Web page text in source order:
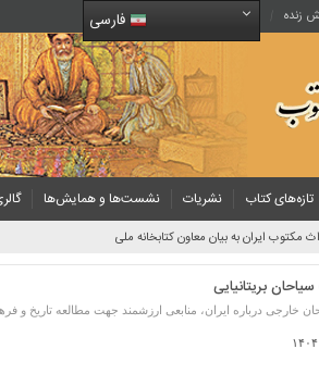
زنده فارسی
تازه‌های کتاب نشریات نشست‌ها و همایش‌ها
مکتوب ایران به بیان معاون کتابخانه ملی
بریتانیایی
خارجی درباره ایران، منابعی ارزشمند جهت مطالعه تاریخ و